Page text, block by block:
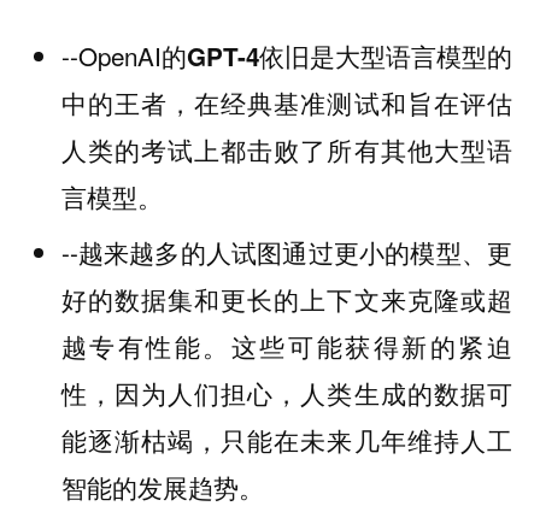
--OpenAI的GPT-4依旧是大型语言模型的
中的王者 ，在经典基准测试和旨在评估
人类的考试上都击败了所有其他大型语
言模型。
--越来越多的人试图通过更小的模型、更
好的数据集和更长的上下文来克隆或超
越专有性能。这些可能获得新的紧迫
性，因为人们担心，人类生成的数据可
能逐渐枯竭，只能在未来几年维持人工
智能的发展趋势。